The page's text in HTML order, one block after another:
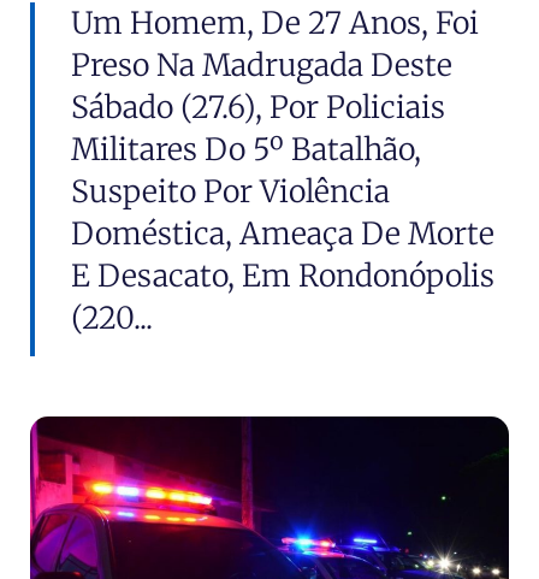
Um Homem, De 27 Anos, Foi
Preso Na Madrugada Deste
Sábado (27.6), Por Policiais
Militares Do 5º Batalhão,
Suspeito Por Violência
Doméstica, Ameaça De Morte
E Desacato, Em Rondonópolis
(220...